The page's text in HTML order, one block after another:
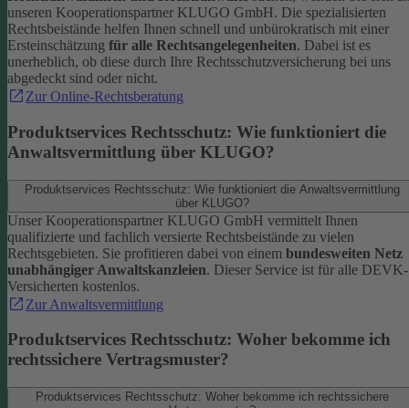
unseren Kooperationspartner KLUGO GmbH. Die spezialisierten
Rechtsbeistände helfen Ihnen schnell und unbürokratisch mit einer
Ersteinschätzung für alle Rechtsangelegenheiten. Dabei ist es
unerheblich, ob diese durch Ihre Rechtsschutzversicherung bei uns
abgedeckt sind oder nicht.
Zur Online-Rechtsberatung
Produktservices Rechtsschutz: Wie funktioniert die
Anwaltsvermittlung über KLUGO?
Produktservices Rechtsschutz: Wie funktioniert die Anwaltsvermittlung
über KLUGO?
Unser Kooperationspartner KLUGO GmbH vermittelt Ihnen
qualifizierte und fachlich versierte Rechtsbeistände zu vielen
Rechtsgebieten. Sie profitieren dabei von einem bundesweiten Netz
unabhängiger Anwaltskanzleien. Dieser Service ist für alle DEVK-
Versicherten kostenlos.
Zur Anwaltsvermittlung
Produktservices Rechtsschutz: Woher bekomme ich
rechtssichere Vertragsmuster?
Produktservices Rechtsschutz: Woher bekomme ich rechtssichere